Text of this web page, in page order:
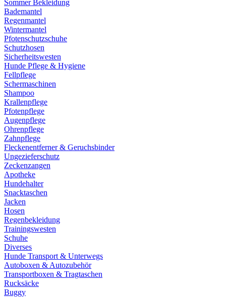
Sommer Bekleidung
Bademantel
Regenmantel
Wintermantel
Pfotenschutzschuhe
Schutzhosen
Sicherheitswesten
Hunde Pflege & Hygiene
Fellpflege
Schermaschinen
Shampoo
Krallenpflege
Pfotenpflege
Augenpflege
Ohrenpflege
Zahnpflege
Fleckenentferner & Geruchsbinder
Ungezieferschutz
Zeckenzangen
Apotheke
Hundehalter
Snacktaschen
Jacken
Hosen
Regenbekleidung
Trainingswesten
Schuhe
Diverses
Hunde Transport & Unterwegs
Autoboxen & Autozubehör
Transportboxen & Tragtaschen
Rucksäcke
Buggy